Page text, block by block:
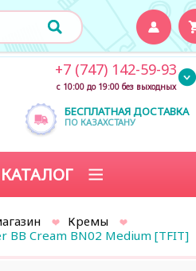
БЕСПЛАТНАЯ ДОСТАВКА
ПО КАЗАХСТАНУ
+7 (747) 142-59-93
с 10:00 до 19:00 без выходных
Кремы
BB Cream BN02 Medium [TFIT]